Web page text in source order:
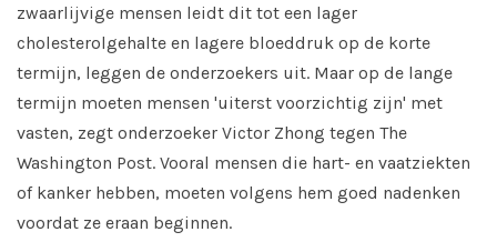
zwaarlijvige mensen leidt dit tot een lager
cholesterolgehalte en lagere bloeddruk op de korte
termijn, leggen de onderzoekers uit. Maar op de lange
termijn moeten mensen 'uiterst voorzichtig zijn' met
vasten, zegt onderzoeker Victor Zhong tegen The
Washington Post. Vooral mensen die hart- en vaatziekten
of kanker hebben, moeten volgens hem goed nadenken
voordat ze eraan beginnen.